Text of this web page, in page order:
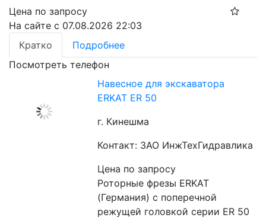
Цена по запросу
На сайте с 07.08.2026 22:03
Кратко
Подробнее
Посмотреть телефон
Навесное для экскаватора
ERKAT ER 50
г. Кинешма
Контакт: ЗАО ИнжТехГидравлика
Цена по запросу
Роторные фрезы ERKAT
(Германия) c поперечной
режущей головкой серии ER 50